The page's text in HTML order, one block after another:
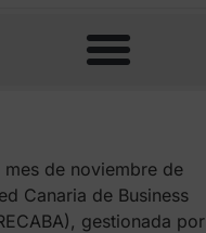
mes de noviembre de
Canaria de Business
gestionada por